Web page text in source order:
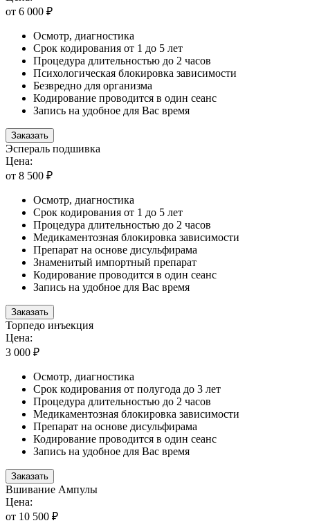
от 6 000 ₽
Осмотр, диагностика
Срок кодирования от 1 до 5 лет
Процедура длительностью до 2 часов
Психологическая блокировка зависимости
Безвредно для организма
Кодирование проводится в один сеанс
Запись на удобное для Вас время
Заказать
Эспераль подшивка
Цена:
от 8 500 ₽
Осмотр, диагностика
Срок кодирования от 1 до 5 лет
Процедура длительностью до 2 часов
Медикаментозная блокировка зависимости
Препарат на основе дисульфирама
Знаменитый импортный препарат
Кодирование проводится в один сеанс
Запись на удобное для Вас время
Заказать
Торпедо инъекция
Цена:
3 000 ₽
Осмотр, диагностика
Срок кодирования от полугода до 3 лет
Процедура длительностью до 2 часов
Медикаментозная блокировка зависимости
Препарат на основе дисульфирама
Кодирование проводится в один сеанс
Запись на удобное для Вас время
Заказать
Вшивание Ампулы
Цена:
от 10 500 ₽